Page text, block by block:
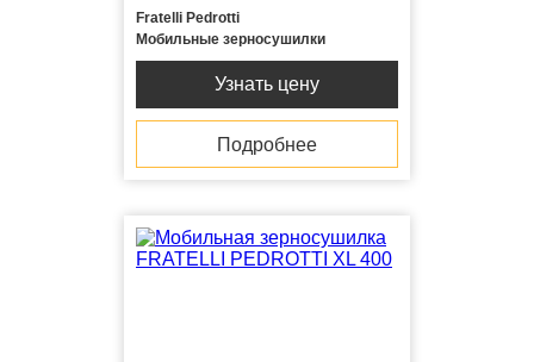
Fratelli Pedrotti
Мобильные зерносушилки
Узнать цену
Подробнее